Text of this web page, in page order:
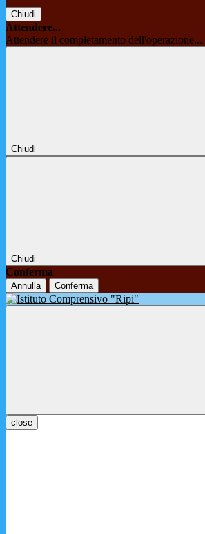
Chiudi
Attendere...
Attendere il completamento dell'operazione...
Chiudi
Chiudi
Conferma
Annulla Conferma
close